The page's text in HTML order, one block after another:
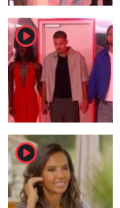
player2
player2